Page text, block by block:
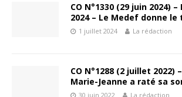
CO N°1330 (29 juin 2024)
2024 – Le Medef donne le
1 juillet 2024 La rédaction
CO N°1288 (2 juillet 2022)
Marie-Jeanne a raté sa
30 juin 2022 La rédaction